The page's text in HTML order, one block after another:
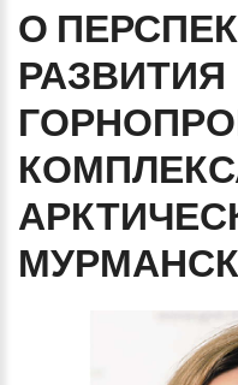
О
РАЗВИТИЯ